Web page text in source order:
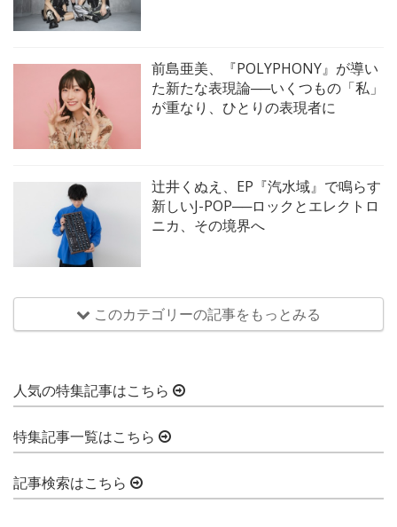
前島亜美、『POLYPHONY』が導い
た新たな表現論──いくつもの「私」
が重なり、ひとりの表現者に
辻井くぬえ、EP『汽水域』で鳴らす
新しいJ-POP──ロックとエレクトロ
ニカ、その境界へ
このカテゴリーの記事をもっとみる
人気の特集記事はこちら
特集記事一覧はこちら
記事検索はこちら